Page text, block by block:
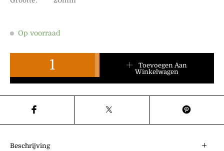
Op voorraad
Toevoegen Aan
Winkelwagen
Beschrijving